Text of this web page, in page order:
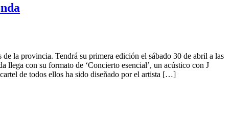
la provincia. Tendrá su primera edición el sábado 30 de abril a las
con su formato de ‘Concierto esencial’, un acústico con J
de todos ellos ha sido diseñado por el artista […]